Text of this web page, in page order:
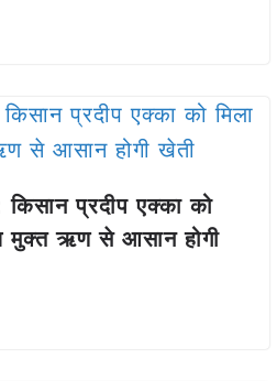
प्रदीप एक्का को
मुक्त ऋण से आसान होगी